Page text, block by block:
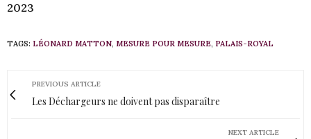
2023
TAGS: LÉONARD MATTON, MESURE POUR MESURE, PALAIS-ROYAL
PREVIOUS ARTICLE
Les Déchargeurs ne doivent pas disparaître
NEXT ARTICLE